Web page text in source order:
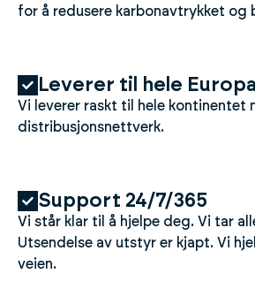
for å redusere karbonavtrykket og
Leverer til hele Europa
Vi leverer raskt til hele kontinentet
distribusjonsnettverk.
Support 24/7/365
Vi står klar til å hjelpe deg. Vi tar
Utsendelse av utstyr er kjapt. Vi
veien.